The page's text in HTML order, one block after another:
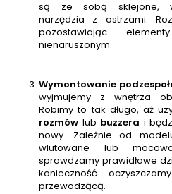
są ze sobą sklejone,
narzędzia z ostrzami.
pozostawiając
nienaruszonym.
Wymontowanie
wyjmujemy z wnętrza
Robimy to tak długo, aż
rozmów lub buzzera i
nowy. Zależnie od
wlutowane lub
sprawdzamy prawidłowe
konieczność
przewodzącą.